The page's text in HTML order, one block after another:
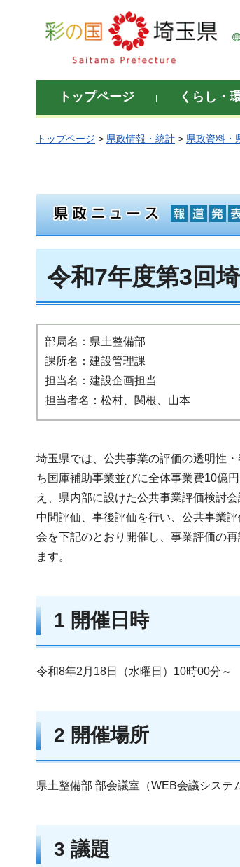
彩の国 埼玉県
トップページ くらし・
トップページ > 県政情報・統計 > 県政資料・
令和7年度第3回
部局名：県土整備部
課所名：建設管理課
担当名：建設企画担当
担当者名：松村、関根、山本
埼玉県では、公共事業の評価の透明性
ち国庫補助事業並びに全体事業費10億
え、県内部に設けた公共事業評価検討
中間評価、事後評価を行い、公共事業
会を下記のとおり開催し、事業評価の
ます。
1 開催日時
令和8年2月18日（水曜日）10時00分～
2 開催場所
県土整備部 部会議室（WEB会議システ
3 議題